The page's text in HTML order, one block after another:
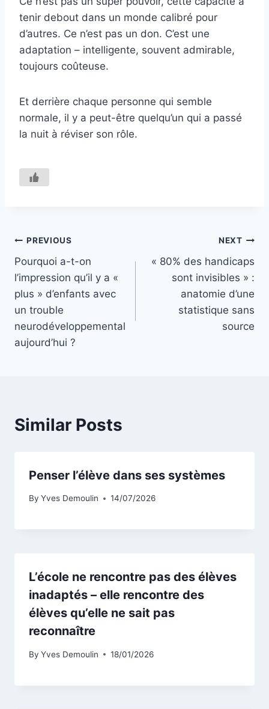
tenir debout dans un monde calibré pour
d’autres. Ce n’est pas un don. C’est une
adaptation – intelligente, souvent admirable,
toujours coûteuse.
Et derrière chaque personne qui semble
normale, il y a peut-être quelqu’un qui a passé
la nuit à réviser son rôle.
Navigation
de
l’article
PREVIOUS
Pourquoi a-t-on
l’impression qu’il y a «
plus » d’enfants avec
un trouble
neurodéveloppemental
aujourd’hui ?
NEXT
« 80% des handicaps
sont invisibles » :
anatomie d’une
statistique sans
source
Similar Posts
Penser l’élève dans ses systèmes
By Yves Demoulin 14/07/2026
L’école ne rencontre pas des élèves
inadaptés – elle rencontre des
élèves qu’elle ne sait pas
reconnaître
By Yves Demoulin 18/01/2026